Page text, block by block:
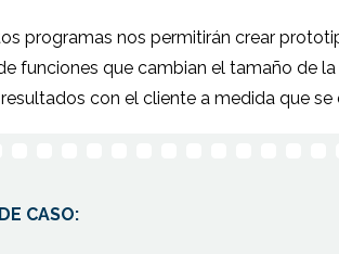
programas nos permitirán crear
funciones que cambian el tamaño de
con el cliente a medida que
CASO: